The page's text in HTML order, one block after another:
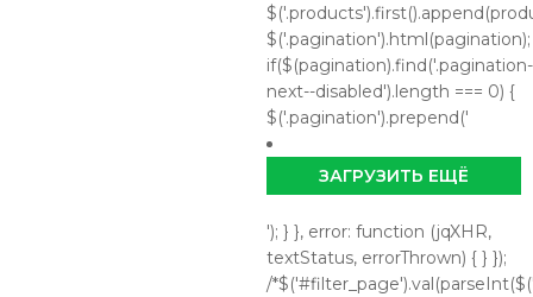
$('.pagination').html(pagination);
if($(pagination).find('.pagination-
next--disabled').length === 0) {
$('.pagination').prepend('
ЗАГРУЗИТЬ ЕЩЁ
'); } }, error: function (jqXHR,
textStatus, errorThrown) { } });
/